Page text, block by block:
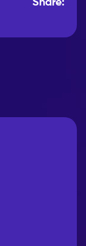
Share: